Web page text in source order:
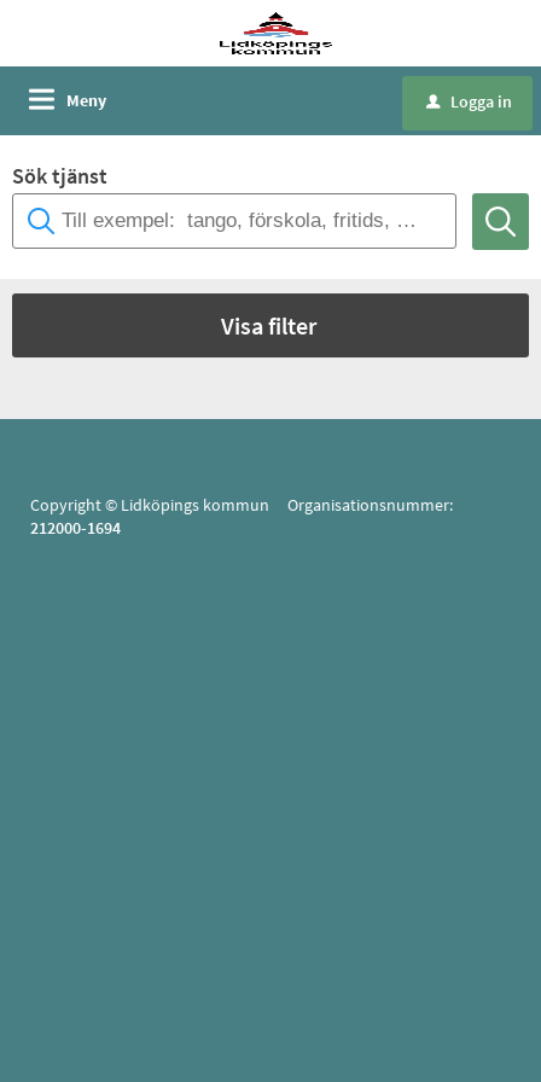
Meny u Logga in
Sök tjänst
Visa filter
Copyright © Lidköpings kommun Organisationsnummer:
212000-1694